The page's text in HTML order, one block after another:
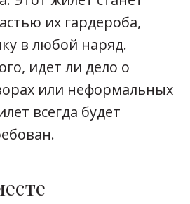
их гардероба,
в любой наряд.
идет ли дело о
или неформальных
всегда будет